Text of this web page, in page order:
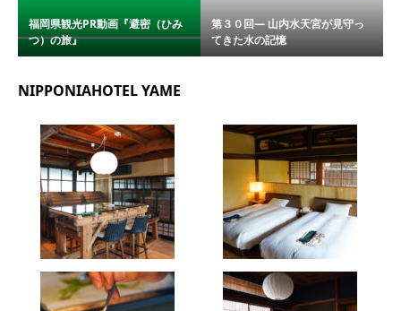
福岡県観光PR動画『避密（ひみ
つ）の旅』
第３０回― 山内水天宮が見守っ
てきた水の記憶
NIPPONIAHOTEL YAME